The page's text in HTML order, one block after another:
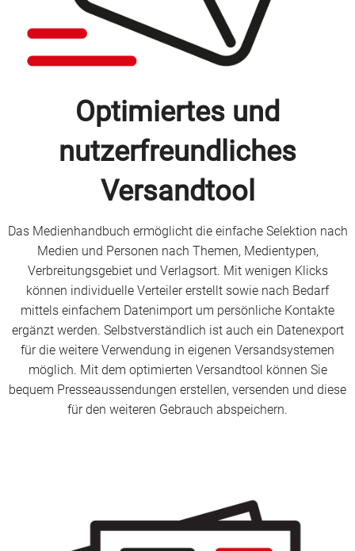
Optimiertes und
nutzerfreundliches
Versandtool
Das Medienhandbuch ermöglicht die einfache Selektion nach
Medien und Personen nach Themen, Medientypen,
Verbreitungsgebiet und Verlagsort. Mit wenigen Klicks
können individuelle Verteiler erstellt sowie nach Bedarf
mittels einfachem Datenimport um persönliche Kontakte
ergänzt werden. Selbstverständlich ist auch ein Datenexport
für die weitere Verwendung in eigenen Versandsystemen
möglich. Mit dem optimierten Versandtool können Sie
bequem Presseaussendungen erstellen, versenden und diese
für den weiteren Gebrauch abspeichern.